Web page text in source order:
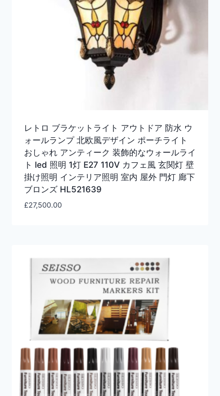
レトロ ブラケットライト アウトドア 防水 ウ
ォールランプ 北欧風デザイン ポーチライト
おしゃれ アンティーク 装飾的なウォールライ
ト led 照明 1灯 E27 110V カフェ風 玄関灯 壁
掛け照明 インテリア照明 室内 屋外 門灯 廊下
ブロンズ HL521639
£27,500.00